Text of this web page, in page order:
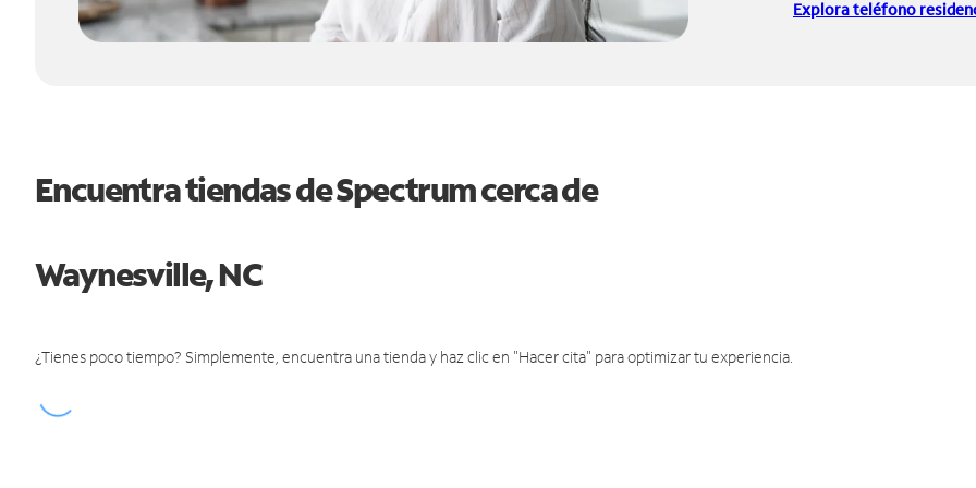
Explora teléfono
Encuentra tiendas de Spectrum cerca de
Waynesville, NC
¿Tienes poco tiempo? Simplemente, encuentra una tienda y haz clic en "Hacer cita" para optimizar tu experiencia.